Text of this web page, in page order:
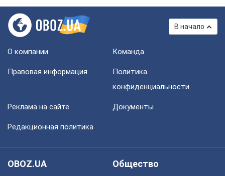
В начало
О компании Команда
Правовая информация
Политика
конфиденциальности
Реклама на сайте Документы
Редакционная политика
OBOZ.UA
Общество